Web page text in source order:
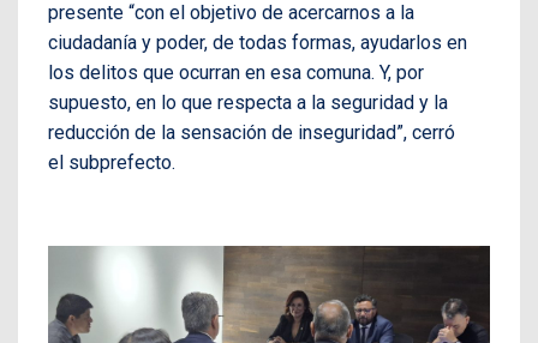
presente “con el objetivo de acercarnos a la
ciudadanía y poder, de todas formas, ayudarlos en
los delitos que ocurran en esa comuna. Y, por
supuesto, en lo que respecta a la seguridad y la
reducción de la sensación de inseguridad”, cerró
el subprefecto.